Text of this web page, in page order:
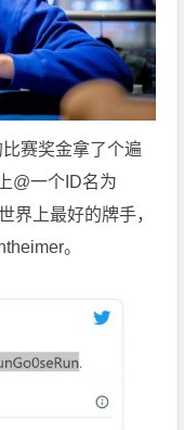
赛奖金拿了个遍
@一个ID名为
界上最好的牌手，
。